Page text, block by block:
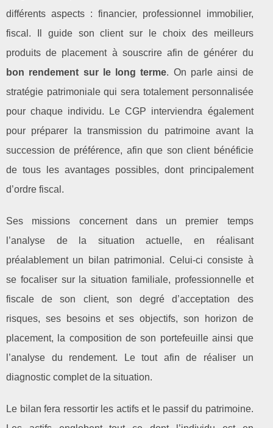
différents aspects : financier, professionnel immobilier,
fiscal. Il guide son client sur le choix des meilleurs
produits de placement à souscrire afin de générer du
bon rendement sur le long terme. On parle ainsi de
stratégie patrimoniale qui sera totalement personnalisée
pour chaque individu. Le CGP interviendra également
pour préparer la transmission du patrimoine avant la
succession de préférence, afin que son client bénéficie
de tous les avantages possibles, dont principalement
d’ordre fiscal.
Ses missions concernent dans un premier temps
l’analyse de la situation actuelle, en réalisant
préalablement un bilan patrimonial. Celui-ci consiste à
se focaliser sur la situation familiale, professionnelle et
fiscale de son client, son degré d’acceptation des
risques, ses besoins et ses objectifs, son horizon de
placement, la composition de son portefeuille ainsi que
l’analyse du rendement. Le tout afin de réaliser un
diagnostic complet de la situation.
Le bilan fera ressortir les actifs et le passif du patrimoine.